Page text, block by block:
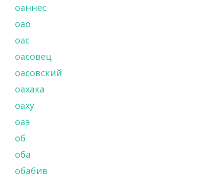
оаннес
оао
оас
оасовец
оасовский
оахака
оаху
оаэ
об
оба
обабив